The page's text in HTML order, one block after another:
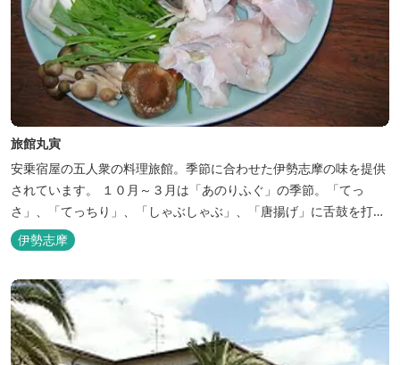
旅館丸寅
安乗宿屋の五人衆の料理旅館。季節に合わせた伊勢志摩の味を提供
されています。 １０月～３月は「あのりふぐ」の季節。「てっ
さ」、「てっちり」、「しゃぶしゃぶ」、「唐揚げ」に舌鼓を打っ
ていただけます。その他、クエマス、伊勢エビ料理もあり。
伊勢志摩